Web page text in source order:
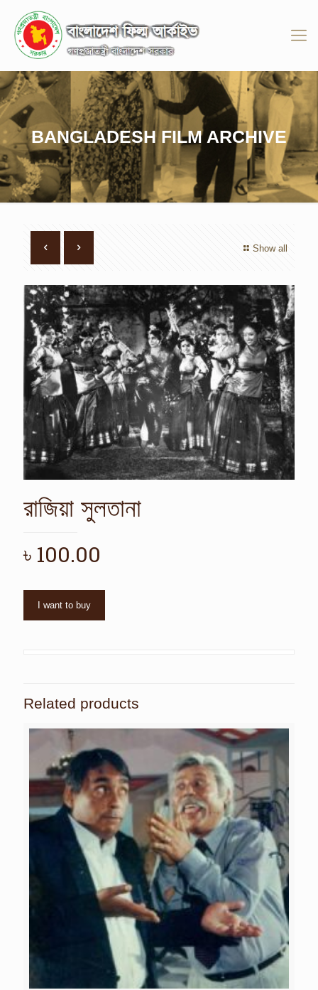
BANGLADESH FILM ARCHIVE
Show all
রাজিয়া সুলতানা
৳ 100.00
I want to buy
Related products